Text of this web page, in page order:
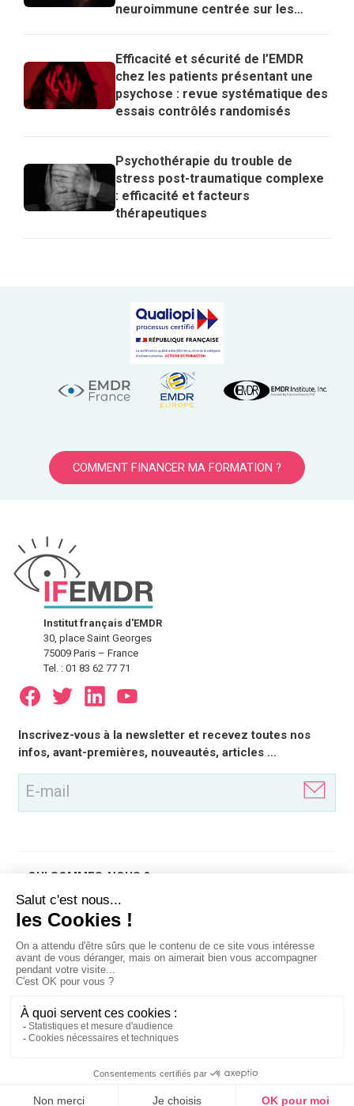
neuroimmune centrée sur les
Efficacité et sécurité de l’EMDR
chez les patients présentant une
psychose : revue systématique des
essais contrôlés randomisés
Psychothérapie du trouble de
stress post-traumatique complexe
: efficacité et facteurs
thérapeutiques
COMMENT FINANCER MA FORMATION ?
Institut français d'EMDR
30, place Saint Georges
75009 Paris – France
Tel. : 01 83 62 77 71
E-
mail
(Nécessaire)
Inscrivez-vous à la newsletter et recevez toutes nos
infos, avant-premières, nouveautés, articles …
QUI SOMMES-NOUS ?
QU'EST-CE QUE